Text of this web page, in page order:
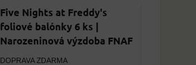
Five Nights at Freddy's
foliové balónky 6 ks |
Narozeninová výzdoba FNAF
DOPRAVA ZDARMA